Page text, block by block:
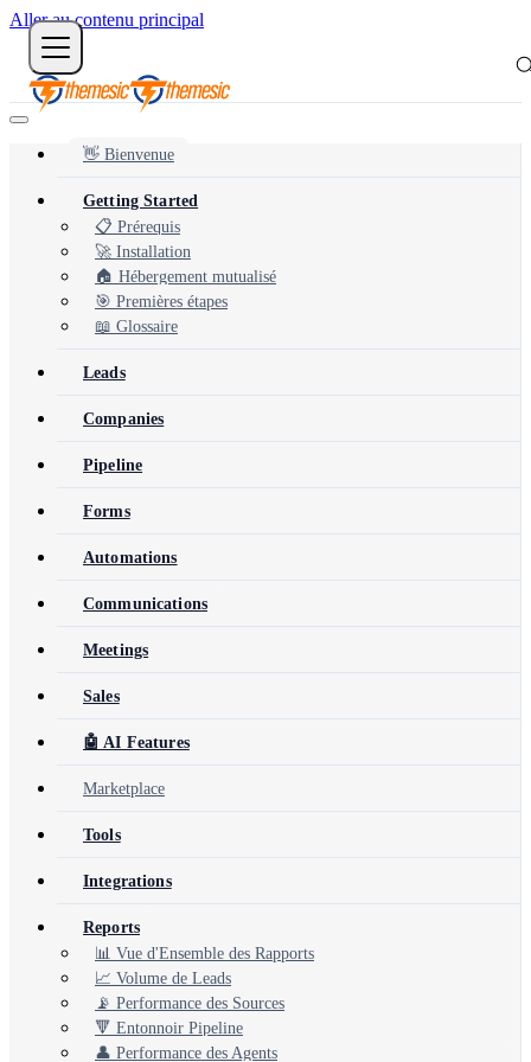
Aller au contenu principal
👋 Bienvenue
Getting Started
📋 Prérequis
🚀 Installation
🏠 Hébergement mutualisé
🎯 Premières étapes
📖 Glossaire
Leads
Companies
Pipeline
Forms
Automations
Communications
Meetings
Sales
🤖 AI Features
Marketplace
Tools
Integrations
Reports
📊 Vue d'Ensemble des Rapports
📈 Volume de Leads
📡 Performance des Sources
🔻 Entonnoir Pipeline
👤 Performance des Agents